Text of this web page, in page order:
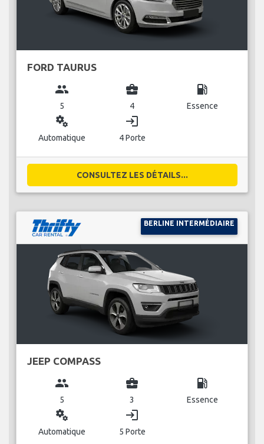
FORD TAURUS
group
5
business_center
4
local_gas_station
Essence
miscellaneous_services
Automatique
login
4 Porte
CONSULTEZ LES DÉTAILS...
BERLINE INTERMÉDIAIRE
JEEP COMPASS
group
5
business_center
3
local_gas_station
Essence
miscellaneous_services
Automatique
login
5 Porte